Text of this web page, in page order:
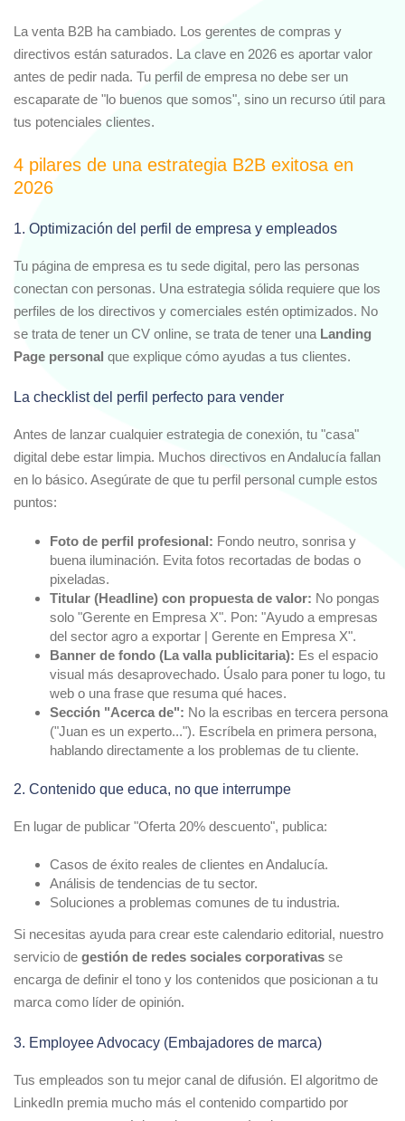
La venta B2B ha cambiado. Los gerentes de compras y
directivos están saturados. La clave en 2026 es aportar valor
antes de pedir nada. Tu perfil de empresa no debe ser un
escaparate de "lo buenos que somos", sino un recurso útil para
tus potenciales clientes.
4 pilares de una estrategia B2B exitosa en
2026
1. Optimización del perfil de empresa y empleados
Tu página de empresa es tu sede digital, pero las personas
conectan con personas. Una estrategia sólida requiere que los
perfiles de los directivos y comerciales estén optimizados. No
se trata de tener un CV online, se trata de tener una Landing
Page personal que explique cómo ayudas a tus clientes.
La checklist del perfil perfecto para vender
Antes de lanzar cualquier estrategia de conexión, tu "casa"
digital debe estar limpia. Muchos directivos en Andalucía fallan
en lo básico. Asegúrate de que tu perfil personal cumple estos
puntos:
Foto de perfil profesional: Fondo neutro, sonrisa y
buena iluminación. Evita fotos recortadas de bodas o
pixeladas.
Titular (Headline) con propuesta de valor: No pongas
solo "Gerente en Empresa X". Pon: "Ayudo a empresas
del sector agro a exportar | Gerente en Empresa X".
Banner de fondo (La valla publicitaria): Es el espacio
visual más desaprovechado. Úsalo para poner tu logo, tu
web o una frase que resuma qué haces.
Sección "Acerca de": No la escribas en tercera persona
("Juan es un experto..."). Escríbela en primera persona,
hablando directamente a los problemas de tu cliente.
2. Contenido que educa, no que interrumpe
En lugar de publicar "Oferta 20% descuento", publica:
Casos de éxito reales de clientes en Andalucía.
Análisis de tendencias de tu sector.
Soluciones a problemas comunes de tu industria.
Si necesitas ayuda para crear este calendario editorial, nuestro
servicio de gestión de redes sociales corporativas se
encarga de definir el tono y los contenidos que posicionan a tu
marca como líder de opinión.
3. Employee Advocacy (Embajadores de marca)
Tus empleados son tu mejor canal de difusión. El algoritmo de
LinkedIn premia mucho más el contenido compartido por